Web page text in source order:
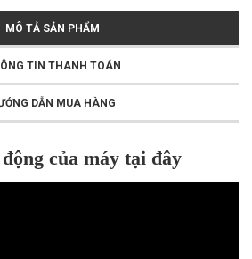
g
g
e
r
d
P
r
e
s
MÔ TẢ SẢN PHẨM
TIN THANH TOÁN
DẪN MUA HÀNG
của máy tại đây